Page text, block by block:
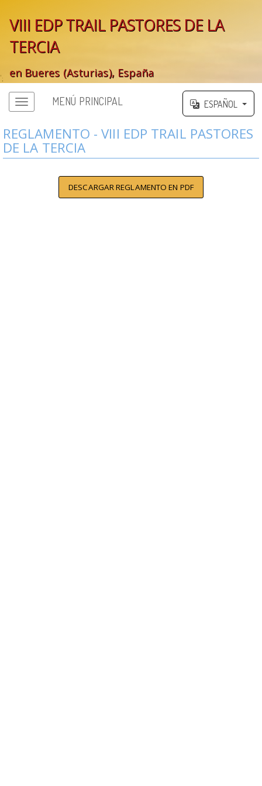
VIII EDP TRAIL PASTORES DE LA
TERCIA
en Bueres (Asturias), España
';
MENÚ PRINCIPAL ESPAÑOL
REGLAMENTO - VIII EDP TRAIL PASTORES
DE LA TERCIA
DESCARGAR REGLAMENTO EN PDF